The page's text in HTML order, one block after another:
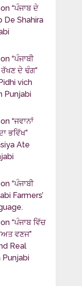
“ਪੰਜਾਬ ਦੇ
De Shahira
“ਪੰਜਾਬੀ
ਰੱਖਣ ਦੇ ਢੰਗ”
vich
Punjabi
“ਜਵਾਨਾਂ
ਭਵਿੱਖ”
Ate
“ਪੰਜਾਬੀ
Farmers’
“ਪੰਜਾਬ ਵਿੱਚ
ਵਣਜ”
Real
Punjabi